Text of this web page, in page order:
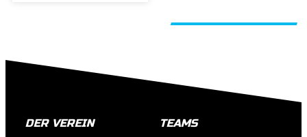
DER VEREIN TEAMS